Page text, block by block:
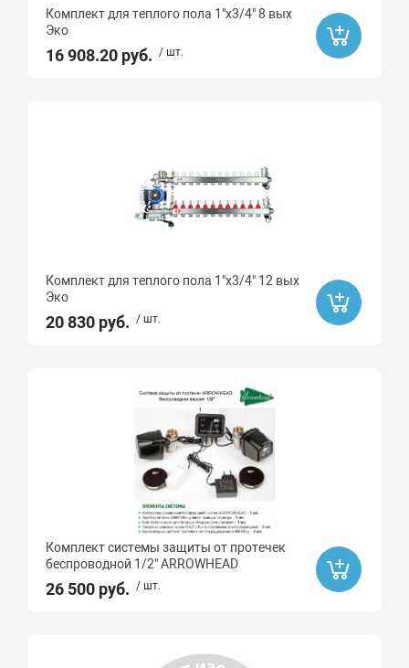
Комплект для теплого пола 1"х3/4" 8 вых
Эко
16 908.20 руб. / шт.
Комплект для теплого пола 1"х3/4" 12 вых
Эко
20 830 руб. / шт.
Комплект системы защиты от протечек
беcпроводной 1/2" ARROWHEAD
26 500 руб. / шт.